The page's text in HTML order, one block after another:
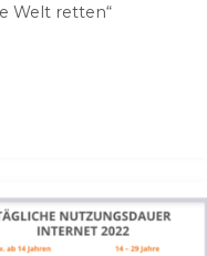
Welt retten“